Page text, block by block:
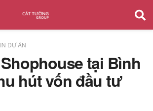
DỰ ÁN
tại Bình
hút vốn đầu tư